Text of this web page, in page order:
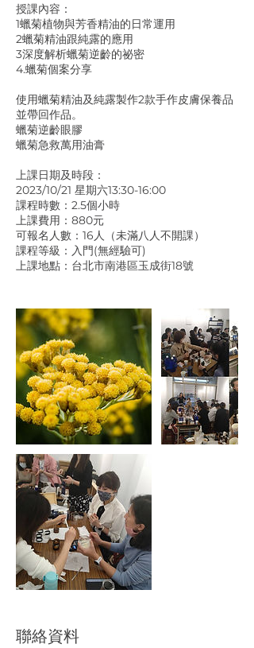
授課內容：
1蠟菊植物與芳香精油的日常運用
2蠟菊精油跟純露的應用
3深度解析蠟菊逆齡的祕密
4.蠟菊個案分享
使用蠟菊精油及純露製作2款手作皮膚保養品
並帶回作品。
蠟菊逆齡眼膠
蠟菊急救萬用油膏
上課日期及時段：
2023/10/21 星期六13:30-16:00
課程時數：2.5個小時
上課費用：880元
可報名人數：16人（未滿八人不開課）
課程等級：入門(無經驗可)
聯絡資料